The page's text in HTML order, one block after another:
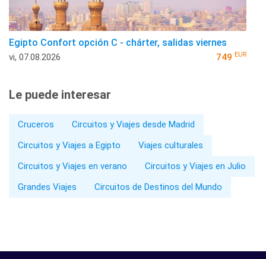
Egipto Confort opción C - chárter, salidas viernes
vi, 07.08.2026 749 EUR
Le puede interesar
Cruceros
Circuitos y Viajes desde Madrid
Circuitos y Viajes a Egipto
Viajes culturales
Circuitos y Viajes en verano
Circuitos y Viajes en Julio
Grandes Viajes
Circuitos de Destinos del Mundo